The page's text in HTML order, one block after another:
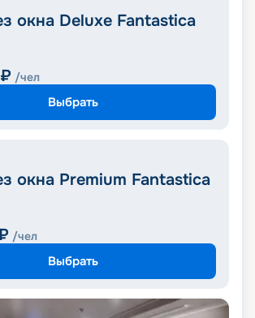
окна Deluxe Fantastica
₽ /чел
Выбрать
окна Premium Fantastica
/чел
Выбрать